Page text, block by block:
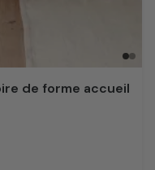
de forme accueil